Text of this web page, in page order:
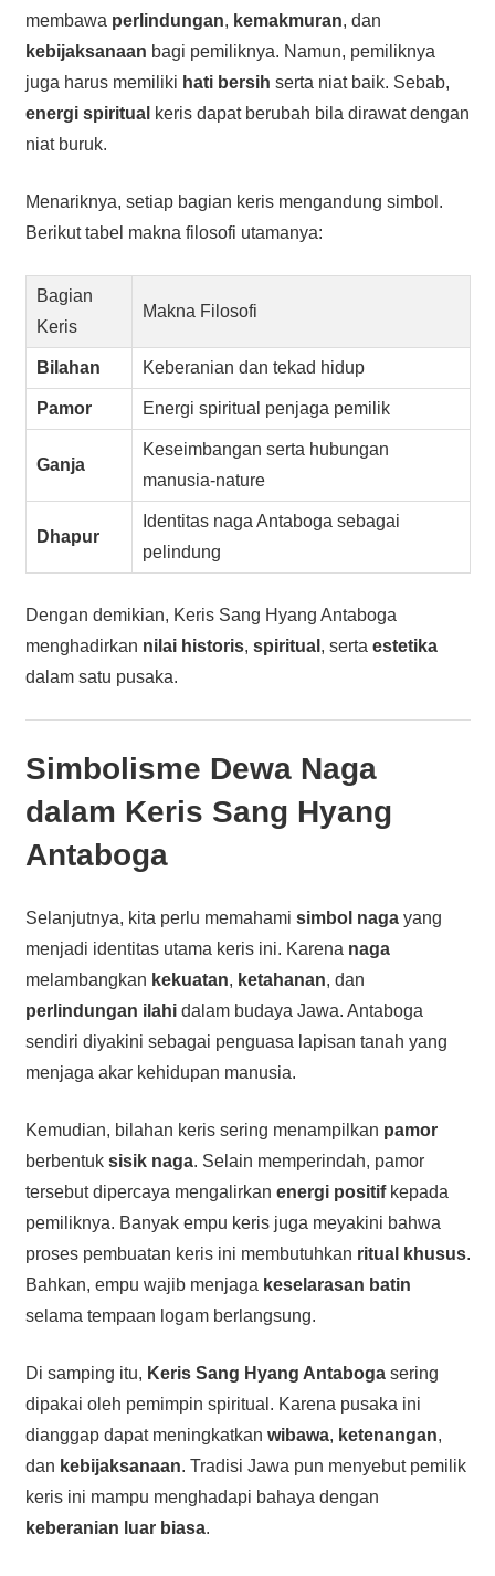
membawa perlindungan, kemakmuran, dan
kebijaksanaan bagi pemiliknya. Namun, pemiliknya
juga harus memiliki hati bersih serta niat baik. Sebab,
energi spiritual keris dapat berubah bila dirawat dengan
niat buruk.
Menariknya, setiap bagian keris mengandung simbol.
Berikut tabel makna filosofi utamanya:
Bagian
Keris
Makna Filosofi
Bilahan Keberanian dan tekad hidup
Pamor Energi spiritual penjaga pemilik
Ganja
Keseimbangan serta hubungan
manusia-nature
Dhapur
Identitas naga Antaboga sebagai
pelindung
Dengan demikian, Keris Sang Hyang Antaboga
menghadirkan nilai historis, spiritual , serta estetika
dalam satu pusaka.
Simbolisme Dewa Naga
dalam Keris Sang Hyang
Antaboga
Selanjutnya, kita perlu memahami simbol nagayang
menjadi identitas utama keris ini. Karena naga
melambangkan kekuatan, ketahanan, dan
perlindungan ilahidalam budaya Jawa. Antaboga
sendiri diyakini sebagai penguasa lapisan tanah yang
menjaga akar kehidupan manusia.
Kemudian, bilahan keris sering menampilkan pamor
berbentuk sisik naga. Selain memperindah, pamor
tersebut dipercaya mengalirkan energi positifkepada
pemiliknya. Banyak empu keris juga meyakini bahwa
proses pembuatan keris ini membutuhkan ritual khusus.
Bahkan, empu wajib menjaga keselarasan batin
selama tempaan logam berlangsung.
Di samping itu, Keris Sang Hyang Antabogasering
dipakai oleh pemimpin spiritual. Karena pusaka ini
dianggap dapat meningkatkan wibawa, ketenangan,
dan kebijaksanaan. Tradisi Jawa pun menyebut pemilik
keris ini mampu menghadapi bahaya dengan
keberanian luar biasa.